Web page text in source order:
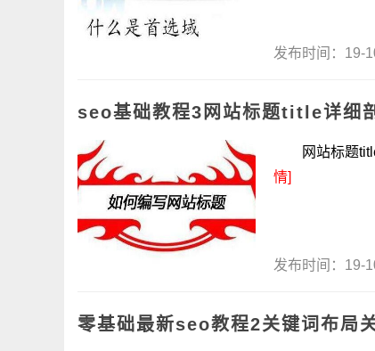
发布时间：
seo基础教程3网站标题title详细
网站标题title
情]
发布时间：
零基础最新seo教程2关键词布局